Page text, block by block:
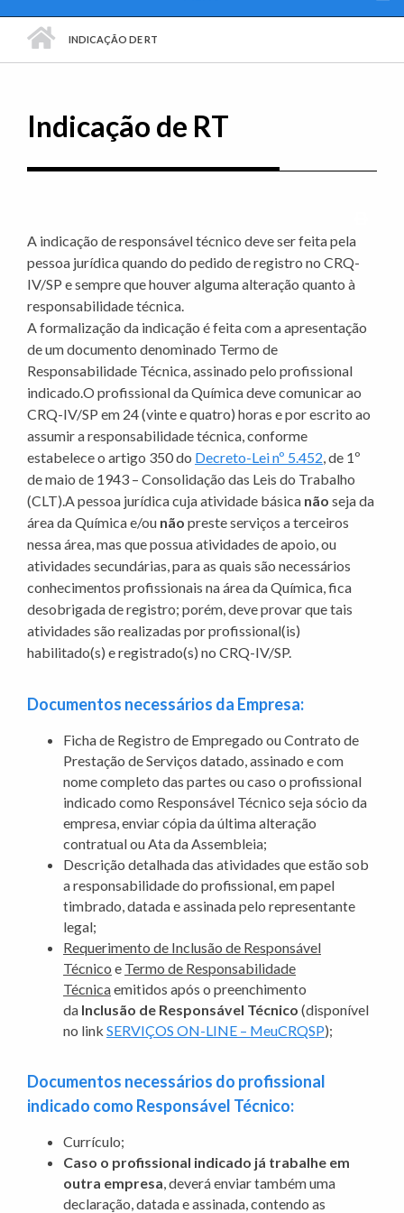
INDICAÇÃO DE RT
Indicação de RT
A indicação de responsável técnico deve ser feita pela
pessoa jurídica quando do pedido de registro no CRQ-
IV/SP e sempre que houver alguma alteração quanto à
responsabilidade técnica.
A formalização da indicação é feita com a apresentação
de um documento denominado Termo de
Responsabilidade Técnica, assinado pelo profissional
indicado.O profissional da Química deve comunicar ao
CRQ-IV/SP em 24 (vinte e quatro) horas e por escrito ao
assumir a responsabilidade técnica, conforme
estabelece o artigo 350 do Decreto-Lei nº 5.452, de 1º
de maio de 1943 – Consolidação das Leis do Trabalho
(CLT).A pessoa jurídica cuja atividade básica não seja da
área da Química e/ou não preste serviços a terceiros
nessa área, mas que possua atividades de apoio, ou
atividades secundárias, para as quais são necessários
conhecimentos profissionais na área da Química, fica
desobrigada de registro; porém, deve provar que tais
atividades são realizadas por profissional(is)
habilitado(s) e registrado(s) no CRQ-IV/SP.
Documentos necessários da Empresa:
Ficha de Registro de Empregado ou Contrato de
Prestação de Serviços datado, assinado e com
nome completo das partes ou caso o profissional
indicado como Responsável Técnico seja sócio da
empresa, enviar cópia da última alteração
contratual ou Ata da Assembleia;
Descrição detalhada das atividades que estão sob
a responsabilidade do profissional, em papel
timbrado, datada e assinada pelo representante
legal;
Requerimento de Inclusão de Responsável
Técnico e Termo de Responsabilidade
Técnicaemitidos após o preenchimento
da Inclusão de Responsável Técnico (disponível
no link SERVIÇOS ON-LINE – MeuCRQSP);
Documentos necessários do profissional
indicado como Responsável Técnico:
Currículo;
Caso o profissional indicado já trabalhe em
outra empresa, deverá enviar também uma
declaração, datada e assinada, contendo as